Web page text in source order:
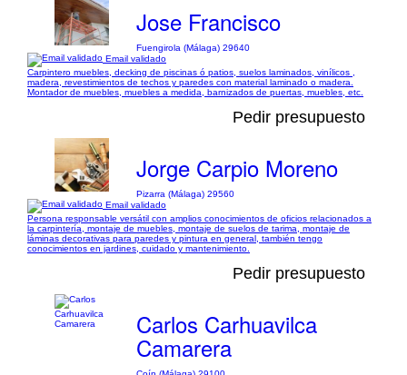
Jose Francisco
Fuengirola (Málaga) 29640
Email validado
Carpintero muebles, decking de piscinas ó patios, suelos laminados, vinílicos ,
madera, revestimientos de techos y paredes con material laminado o madera.
Montador de muebles, muebles a medida, barnizados de puertas, muebles, etc.
Pedir presupuesto
Jorge Carpio Moreno
Pizarra (Málaga) 29560
Email validado
Persona responsable versátil con amplios conocimientos de oficios relacionados a
la carpintería, montaje de muebles, montaje de suelos de tarima, montaje de
láminas decorativas para paredes y pintura en general, también tengo
conocimientos en jardines, cuidado y mantenimiento.
Pedir presupuesto
Carlos Carhuavilca
Camarera